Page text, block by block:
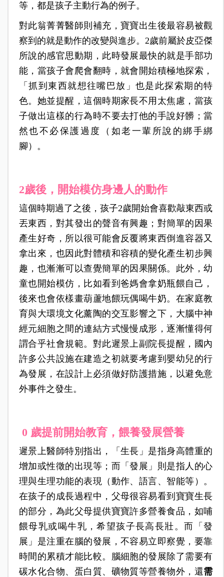
等，都是孩子主動行為的例子。
對此翁菁菁醫師則補充，寶寶出生後最容易被觀
察到的就是動作的改變與進步。2歲前屬於皮亞傑
所說的感官思動期，此時發展最快的就是手部功
能，當孩子會爬會翻時，就會開始積極地探索，
「抓到東西就想往嘴巴放」也是此探索期的特
色。她並提醒，這個時期家長不用太焦慮，當孩
子做出這樣的行為時不要去打他的手說好髒；當
然也不必保護過度（如老一輩所說的綁手綁
腳）。
2歲後，開始模仿身邊人的動作
這個時期過了之後，孩子2歲開始會喜歡敲東西或
丟東西，對其發出的聲音有興趣；對簡單的因果
產生好奇，所以很可能會反覆將東西倒進容器又
拿出來，也因此對體積和容積的變化產生初步興
趣，也漸漸可以查覺簡單的因果關係。此外，幼
童也開始模仿，比如看到爸媽會拿奶瓶餵自己，
後來也會依樣畫葫蘆地餵玩偶喝牛奶。在家庭教
育與大環境文化薰陶的交互影響之下，大腦中神
經元細胞之間的連結方式慢慢成形，逐漸懂得何
謂合乎社會規範。對此遲景上副院長提醒，國內
許多公共設施在建造之初就要考慮到嬰幼兒的行
為發展，在設計上必須做好防護措施，以避免意
外事件之發生。
0 歲提前開始教育，餵養發展營養
遲景上醫師特別指出，「生長」是指身高體重的
增加或性徵的出現等；而「發展」則是指人的心
理與生理功能的表現（動作、語言、智能等）。
在孩子的成長過程中，父母很容易看到寶寶生長
的部分，為此父母提供寶寶許多營養食品，如哺
餵母乳或喝牛乳，希望孩子長高長壯。而「發
展」是注重在腦的發展，不容易立即察覺，要靠
時間的累積才能比較。腦細胞的發展除了需要有
碳水化合物、蛋白質、礦物質等營養物外，還需